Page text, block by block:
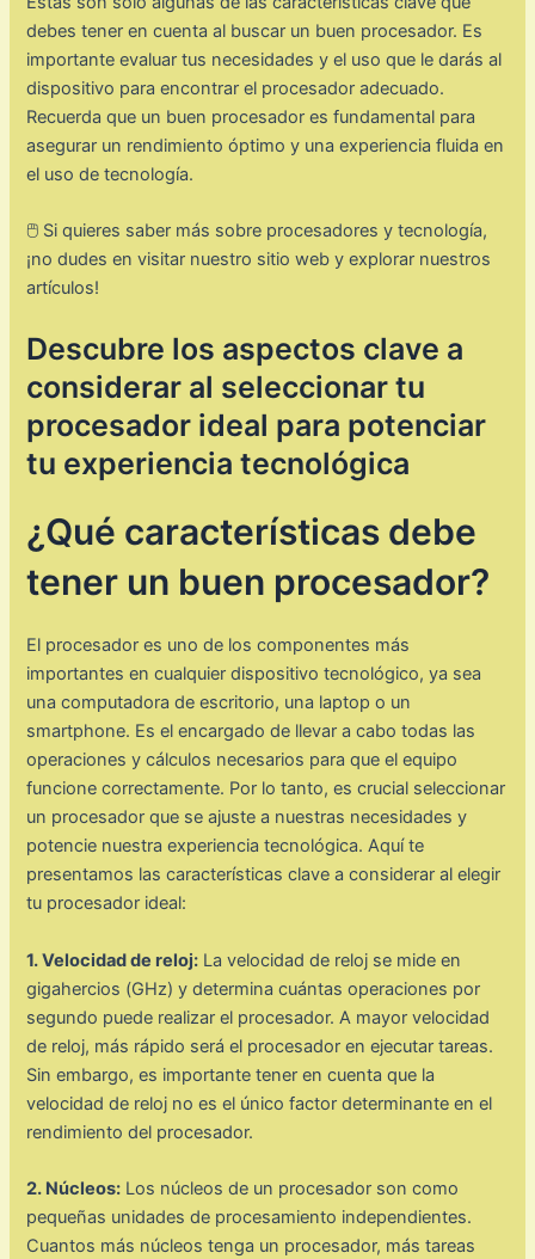
debes tener en cuenta al buscar un buen procesador. Es
importante evaluar tus necesidades y el uso que le darás al
dispositivo para encontrar el procesador adecuado.
Recuerda que un buen procesador es fundamental para
asegurar un rendimiento óptimo y una experiencia fluida en
el uso de tecnología.
🖱️ Si quieres saber más sobre procesadores y tecnología,
¡no dudes en visitar nuestro sitio web y explorar nuestros
artículos!
Descubre los aspectos clave a
considerar al seleccionar tu
procesador ideal para potenciar
tu experiencia tecnológica
¿Qué características debe
tener un buen procesador?
El procesador es uno de los componentes más
importantes en cualquier dispositivo tecnológico, ya sea
una computadora de escritorio, una laptop o un
smartphone. Es el encargado de llevar a cabo todas las
operaciones y cálculos necesarios para que el equipo
funcione correctamente. Por lo tanto, es crucial seleccionar
un procesador que se ajuste a nuestras necesidades y
potencie nuestra experiencia tecnológica. Aquí te
presentamos las características clave a considerar al elegir
tu procesador ideal:
1. Velocidad de reloj: La velocidad de reloj se mide en
gigahercios (GHz) y determina cuántas operaciones por
segundo puede realizar el procesador. A mayor velocidad
de reloj, más rápido será el procesador en ejecutar tareas.
Sin embargo, es importante tener en cuenta que la
velocidad de reloj no es el único factor determinante en el
rendimiento del procesador.
2. Núcleos: Los núcleos de un procesador son como
pequeñas unidades de procesamiento independientes.
Cuantos más núcleos tenga un procesador, más tareas